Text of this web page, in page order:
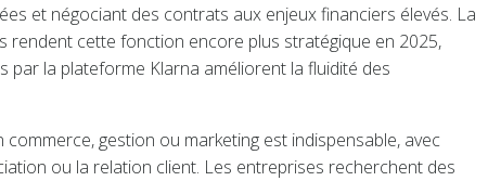
et négociant des contrats aux enjeux financiers élevés. La
rendent cette fonction encore plus stratégique en 2025,
par la plateforme Klarna améliorent la fluidité des
gestion ou marketing est indispensable, avec
ou la relation client. Les entreprises recherchent des